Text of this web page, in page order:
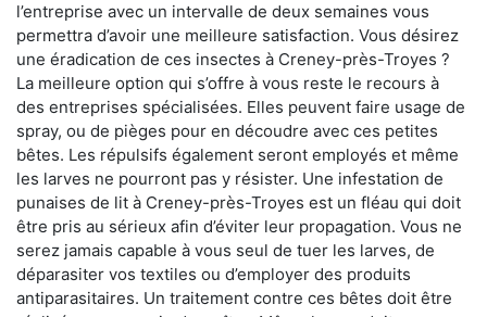
l’entreprise avec un intervalle de deux semaines vous
permettra d’avoir une meilleure satisfaction. Vous désirez
une éradication de ces insectes à Creney-près-Troyes ?
La meilleure option qui s’offre à vous reste le recours à
des entreprises spécialisées. Elles peuvent faire usage de
spray, ou de pièges pour en découdre avec ces petites
bêtes. Les répulsifs également seront employés et même
les larves ne pourront pas y résister. Une infestation de
punaises de lit à Creney-près-Troyes est un fléau qui doit
être pris au sérieux afin d’éviter leur propagation. Vous ne
serez jamais capable à vous seul de tuer les larves, de
déparasiter vos textiles ou d’employer des produits
antiparasitaires. Un traitement contre ces bêtes doit être